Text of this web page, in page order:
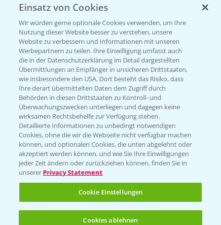
Beratung auf WhatsApp
T.+49 (0)174 346 564 1
KONTAKT
Hilfe in Notfällen
T.+49 (0)214/30-20220
Folgen Sie uns
Einsatz von Cookies
Wir würden gerne optionale Cookies verwenden, um Ihre
Nutzung dieser Website besser zu verstehen, unsere
Website zu verbessern und Informationen mit unseren
Werbepartnern zu teilen. Ihre Einwilligung umfasst auch
die in der Datenschutzerklärung im Detail dargestellten
Übermittlungen an Empfänger in unsicheren Drittstaaten,
wie insbesondere den USA. Dort besteht das Risiko, dass
Ihre derart übermittelten Daten dem Zugriff durch
Behörden in diesen Drittstaaten zu Kontroll- und
Überwachungszwecken unterliegen und dagegen keine
wirksamen Rechtsbehelfe zur Verfügung stehen.
Detaillierte Informationen zu unbedingt notwendigen
Cookies, ohne die wir die Webseite nicht verfügbar machen
können, und optionalen Cookies, die unten abgelehnt oder
akzeptiert werden können, und wie Sie Ihre Einwilligungen
jeder Zeit ändern oder zurückziehen können, finden Sie in
unserer Privacy Statement
Cookie Einstellungen
Cookies ablehnen